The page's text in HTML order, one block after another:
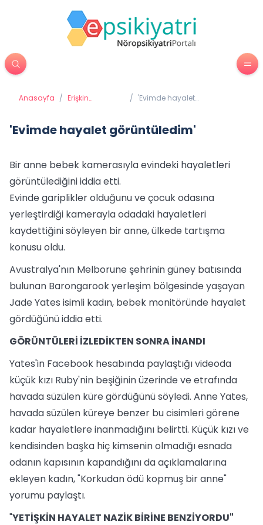
Anasayfa / Erişkin
/ 'Evimde hayalet
'Evimde hayalet görüntüledim'
Bir anne bebek kamerasıyla evindeki hayaletleri
görüntülediğini iddia etti.
Evinde gariplikler olduğunu ve çocuk odasına
yerleştirdiği kamerayla odadaki hayaletleri
kaydettiğini söyleyen bir anne, ülkede tartışma
konusu oldu.
Avustralya'nın Melborune şehrinin güney batısında
bulunan Barongarook yerleşim bölgesinde yaşayan
Jade Yates isimli kadın, bebek monitöründe hayalet
gördüğünü iddia etti.
GÖRÜNTÜLERİ İZLEDİKTEN SONRA İNANDI
Yates'in Facebook hesabında paylaştığı videoda
küçük kızı Ruby'nin beşiğinin üzerinde ve etrafında
havada süzülen küre gördüğünü söyledi. Anne Yates,
havada süzülen küreye benzer bu cisimleri görene
kadar hayaletlere inanmadığını belirtti. Küçük kızı ve
kendisinden başka hiç kimsenin olmadığı esnada
odanın kapısının kapandığını da açıklamalarına
ekleyen kadın, "Korkudan ödü kopmuş bir anne"
yorumu paylaştı.
"YETİŞKİN HAYALET NAZİK BİRİNE BENZİYORDU"